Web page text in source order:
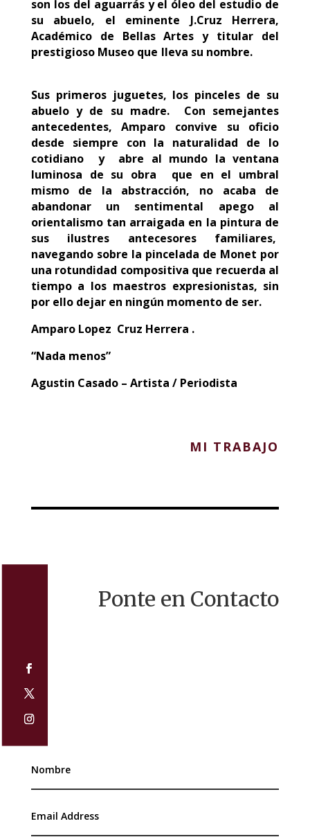
son los del aguarrás y el óleo del estudio de
su abuelo, el eminente J.Cruz Herrera,
Académico de Bellas Artes y titular del
prestigioso Museo que lleva su nombre.
Sus primeros juguetes, los pinceles de su
abuelo y de su madre. Con semejantes
antecedentes, Amparo convive su oficio
desde siempre con la naturalidad de lo
cotidiano y abre al mundo la ventana
luminosa de su obra que en el umbral
mismo de la abstracción, no acaba de
abandonar un sentimental apego al
orientalismo tan arraigada en la pintura de
sus ilustres antecesores familiares,
navegando sobre la pincelada de Monet por
una rotundidad compositiva que recuerda al
tiempo a los maestros expresionistas, sin
por ello dejar en ningún momento de ser.
Amparo Lopez Cruz Herrera .
“Nada menos”
Agustin Casado – Artista / Periodista
MI TRABAJO
Ponte en Contacto